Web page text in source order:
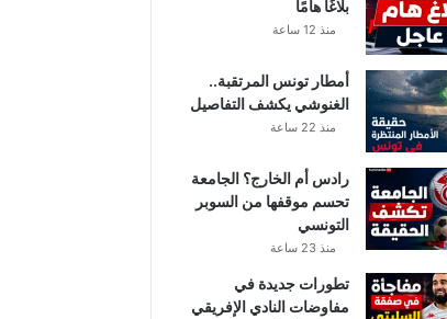
بلاغًا هامًا
منذ 12 ساعة
أمطار تونس المرتقبة..
الغنوشي يكشف التفاصيل
منذ 22 ساعة
رادس أم الخارج؟ الجامعة
تحسم موقفها من السوبر
التونسي
منذ 23 ساعة
تطورات جديدة في
مفاوضات النادي الإفريقي